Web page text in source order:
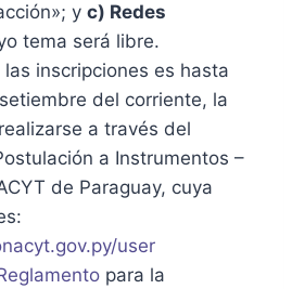
y c) Redes
tema será libre.
las inscripciones es hasta
del corriente, la
a través del
a Instrumentos –
de Paraguay, cuya
user
para la